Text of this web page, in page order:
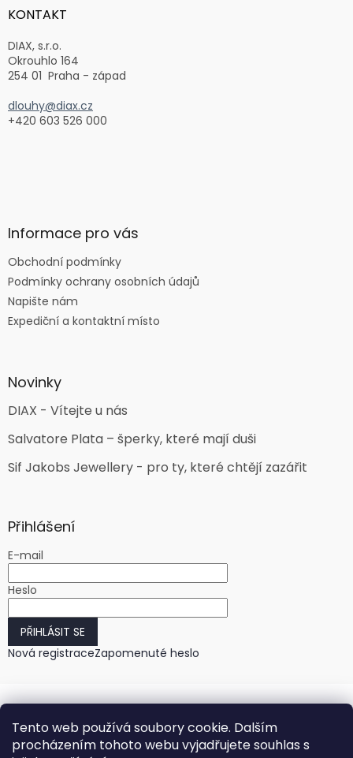
Tento web používá soubory cookie. Dalším
procházením tohoto webu vyjadřujete souhlas s
aKONTAKT
DIAX, s.r.o.
Okrouhlo 164
254 01 Praha - západ
dlouhy@diax.cz
+420 603 526 000
Informace pro vás
Obchodní podmínky
Podmínky ochrany osobních údajů
Napište nám
Expediční a kontaktní místo
Novinky
DIAX - Vítejte u nás
Salvatore Plata – šperky, které mají duši
Sif Jakobs Jewellery - pro ty, které chtějí zazářit
Přihlášení
E-mail
Heslo
PŘIHLÁSIT SE
Nová registraceZapomenuté heslo